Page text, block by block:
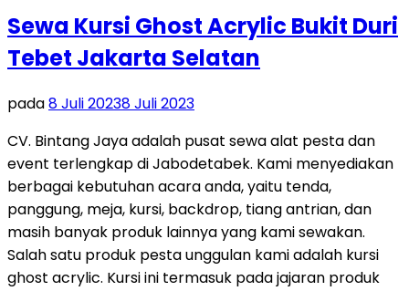
Sewa Kursi Ghost Acrylic Bukit Duri
Tebet Jakarta Selatan
pada8 Juli 20238 Juli 2023
CV. Bintang Jaya adalah pusat sewa alat pesta dan
event terlengkap di Jabodetabek. Kami menyediakan
berbagai kebutuhan acara anda, yaitu tenda,
panggung, meja, kursi, backdrop, tiang antrian, dan
masih banyak produk lainnya yang kami sewakan.
Salah satu produk pesta unggulan kami adalah kursi
ghost acrylic. Kursi ini termasuk pada jajaran produk